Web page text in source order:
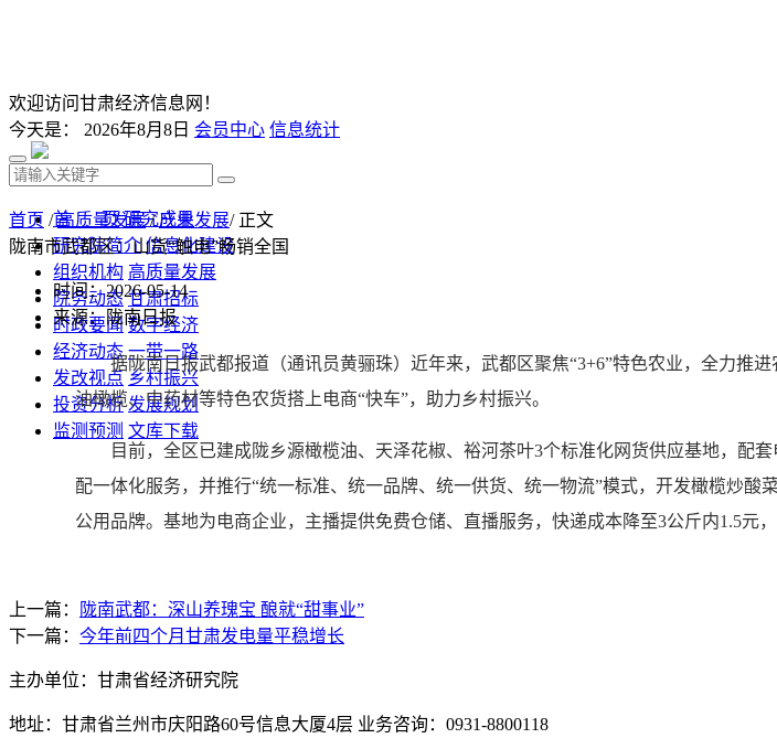
欢迎访问甘肃经济信息网！
今天是： 2026年8月8日 会员中心 信息统计
首 页 研究成果
研究院简介 信息化建设
组织机构 高质量发展
院务动态 甘肃招标
时政要闻 数字经济
经济动态 一带一路
发改视点 乡村振兴
投资分析 发展规划
监测预测 文库下载
首页 /高质量发展/产业发展/ 正文
陇南市武都区：山货“触电”畅销全国
时间：2026-05-14
来源：陇南日报
据陇南日报武都报道（通讯员黄骊珠）近年来，武都区聚焦“3+6”特色农业，全力推
油橄榄、中药材等特色农货搭上电商“快车”，助力乡村振兴。
目前，全区已建成陇乡源橄榄油、天泽花椒、裕河茶叶3个标准化网货供应基地，配
配一体化服务，并推行“统一标准、统一品牌、统一供货、统一物流”模式，开发橄榄炒
公用品牌。基地为电商企业，主播提供免费仓储、直播服务，快递成本降至3公斤内1.5元
上一篇：
陇南武都：深山养瑰宝 酿就“甜事业”
下一篇： 今年前四个月甘肃发电量平稳增长
主办单位：甘肃省经济研究院
地址：甘肃省兰州市庆阳路60号信息大厦4层 业务咨询：0931-8800118